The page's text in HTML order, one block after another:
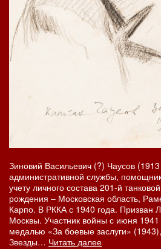
Зиновий Васильевич (?) Чаусов
административной службы,
учету личного состава 201-й
рождения – Московская область,
Карпо. В РККА с 1940 года. Призван
Москвы. Участник войны с июня
медалью «За боевые заслуги»
Звезды… Читать далееКапитан